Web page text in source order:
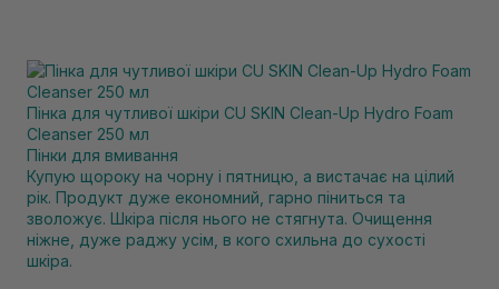
Пінка для чутливої шкіри CU SKIN Clean-Up Hydro Foam
Cleanser 250 мл
Пінки для вмивання
Купую щороку на чорну і пятницю, а вистачає на цілий
рік. Продукт дуже економний, гарно піниться та
зволожує. Шкіра після нього не стягнута. Очищення
ніжне, дуже раджу усім, в кого схильна до сухості
шкіра.